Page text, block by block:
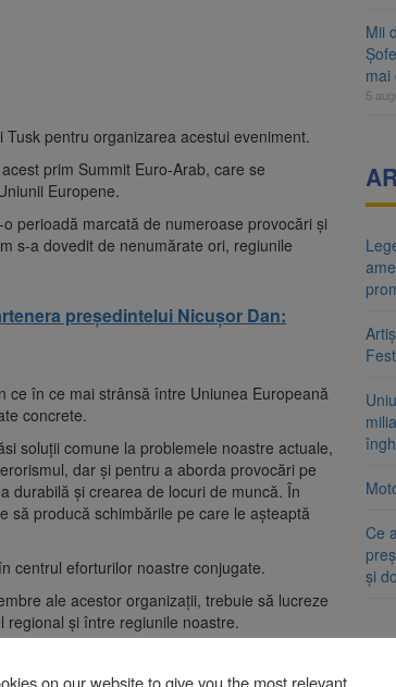
pentru organizarea acestui eveniment.
prim Summit Euro-Arab, care se
Europene.
perioadă marcată de numeroase provocări şi
s-a dovedit de nenumărate ori, regiunile
președintelui Nicușor Dan:
ce în ce mai strânsă între Uniunea Europeană
concrete.
soluţii comune la problemele noastre actuale,
dar şi pentru a aborda provocări pe
durabilă şi crearea de locuri de muncă. În
să producă schimbările pe care le aşteaptă
centrul eforturilor noastre conjugate.
ale acestor organizaţii, trebuie să lucreze
şi între regiunile noastre.
președintelui Nicușor Dan:
Mii
mai
5
Ce
și
on our website to give you the most relevant